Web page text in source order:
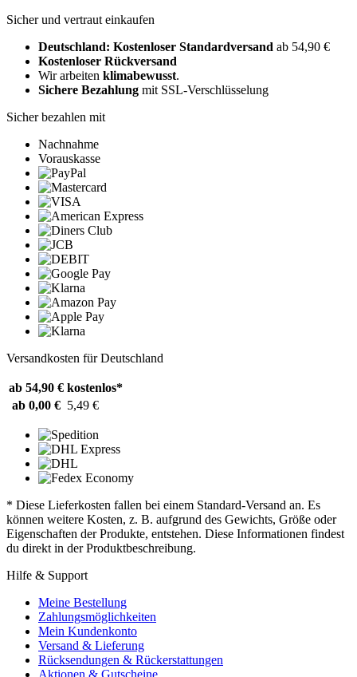
Sicher und vertraut einkaufen
Deutschland: Kostenloser Standardversand ab 54,90 €
Kostenloser Rückversand
Wir arbeiten klimabewusst.
Sichere Bezahlung mit SSL-Verschlüsselung
Sicher bezahlen mit
Nachnahme
Vorauskasse
Versandkosten für Deutschland
ab 54,90 € kostenlos*
ab 0,00 € 5,49 €
* Diese Lieferkosten fallen bei einem Standard-Versand an. Es
können weitere Kosten, z. B. aufgrund des Gewichts, Größe oder
Eigenschaften der Produkte, entstehen. Diese Informationen findest
du direkt in der Produktbeschreibung.
Hilfe & Support
Meine Bestellung
Zahlungsmöglichkeiten
Mein Kundenkonto
Versand & Lieferung
Rücksendungen & Rückerstattungen
Aktionen & Gutscheine